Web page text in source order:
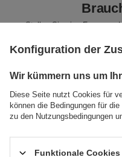
Stellen Sie eine Frage,
1
Konfiguration der
Wir kümmern uns um
Diese Seite nutzt Cookies für
können die Bedingungen für
zu den Nutzungsbedingungen
Funktionale